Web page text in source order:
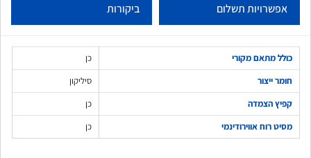
אפשרויות תשלום ביקורות
כולל מתאם מקורי
כן
חומר ייצור
סיליקון
קפיץ הצמדה
כן
מסיט רוח אווירודינמי
כן